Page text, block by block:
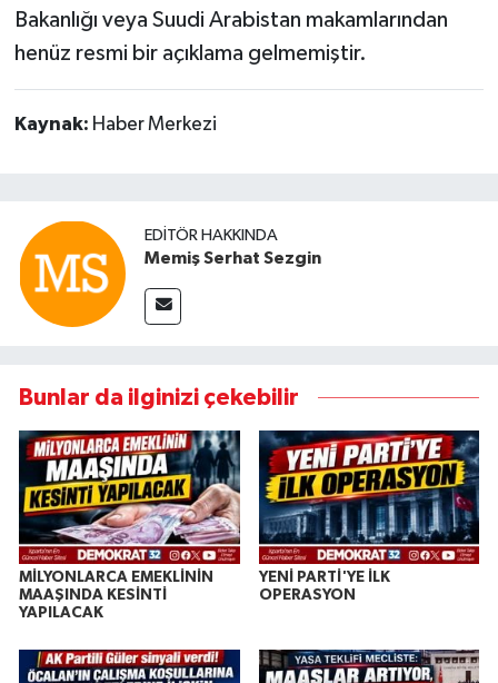
Bakanlığı veya Suudi Arabistan makamlarından
henüz resmi bir açıklama gelmemiştir.
Kaynak: Haber Merkezi
EDITÖR HAKKINDA
Memiş Serhat Sezgin
Bunlar da ilginizi çekebilir
MİLYONLARCA EMEKLİNİN
MAAŞINDA KESİNTİ
YAPILACAK
YENİ PARTİ'YE İLK
OPERASYON